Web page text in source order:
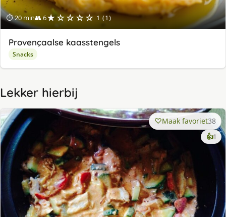
⏱ 20 min👥 6★☆☆☆☆ 1 (1)
Provençaalse kaasstengels
Snacks
Lekker hierbij
Maak favoriet38
👍1